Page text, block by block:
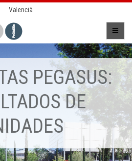
Valencià
PEGASUS:
DE